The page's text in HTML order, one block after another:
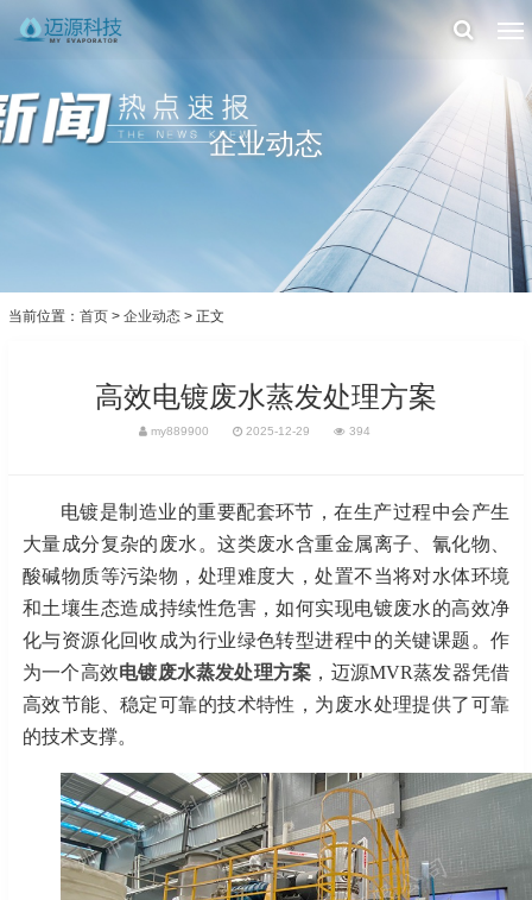
企业动态
当前位置： 首页 > 企业动态 > 正文
高效电镀废水蒸发处理方案
my889900 2025-12-29 394
电镀是制造业的重要配套环节，在生产过程中会产生
大量成分复杂的废水。这类废水含重金属离子、氰化物、
酸碱物质等污染物，处理难度大，处置不当将对水体环境
和土壤生态造成持续性危害，如何实现电镀废水的高效净
化与资源化回收成为行业绿色转型进程中的关键课题。作
为一个高效电镀废水蒸发处理方案 ， 迈源MVR蒸发器凭借
高效节能、稳定可靠的技术特性，为废水处理提供了可靠
的技术支撑。